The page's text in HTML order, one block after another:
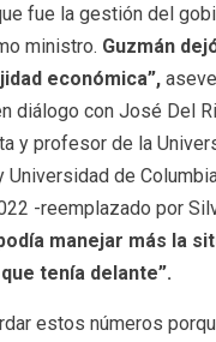
fue la gestión del
ministro. Guzmán
económica”,
diálogo con José Del
y profesor de la
Universidad de
-reemplazado por
manejar más la
tenía delante”.
estos números